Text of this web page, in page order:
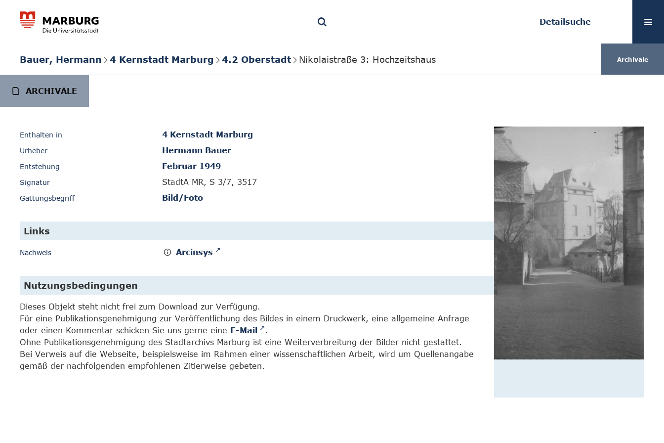
Detailsuche
Bauer, Hermann 4 Kernstadt Marburg 4.2 Oberstadt Nikolaistraße 3: Hochzeitshaus Archivale
ARCHIVALE
Enthalten in 4 Kernstadt Marburg
Urheber Hermann Bauer
Entstehung Februar 1949
Signatur StadtA MR, S 3/7, 3517
Gattungsbegriff Bild/Foto
Links
Nachweis Arcinsys
Nutzungsbedingungen
Dieses Objekt steht nicht frei zum Download zur Verfügung.
Für eine Publikationsgenehmigung zur Veröffentlichung des Bildes in einem Druckwerk, eine allgemeine Anfrage
oder einen Kommentar schicken Sie uns gerne eine E-Mail
.
Ohne Publikationsgenehmigung des Stadtarchivs Marburg ist eine Weiterverbreitung der Bilder nicht gestattet.
Bei Verweis auf die Webseite, beispielsweise im Rahmen einer wissenschaftlichen Arbeit, wird um Quellenangabe
gemäß der nachfolgenden empfohlenen Zitierweise gebeten.